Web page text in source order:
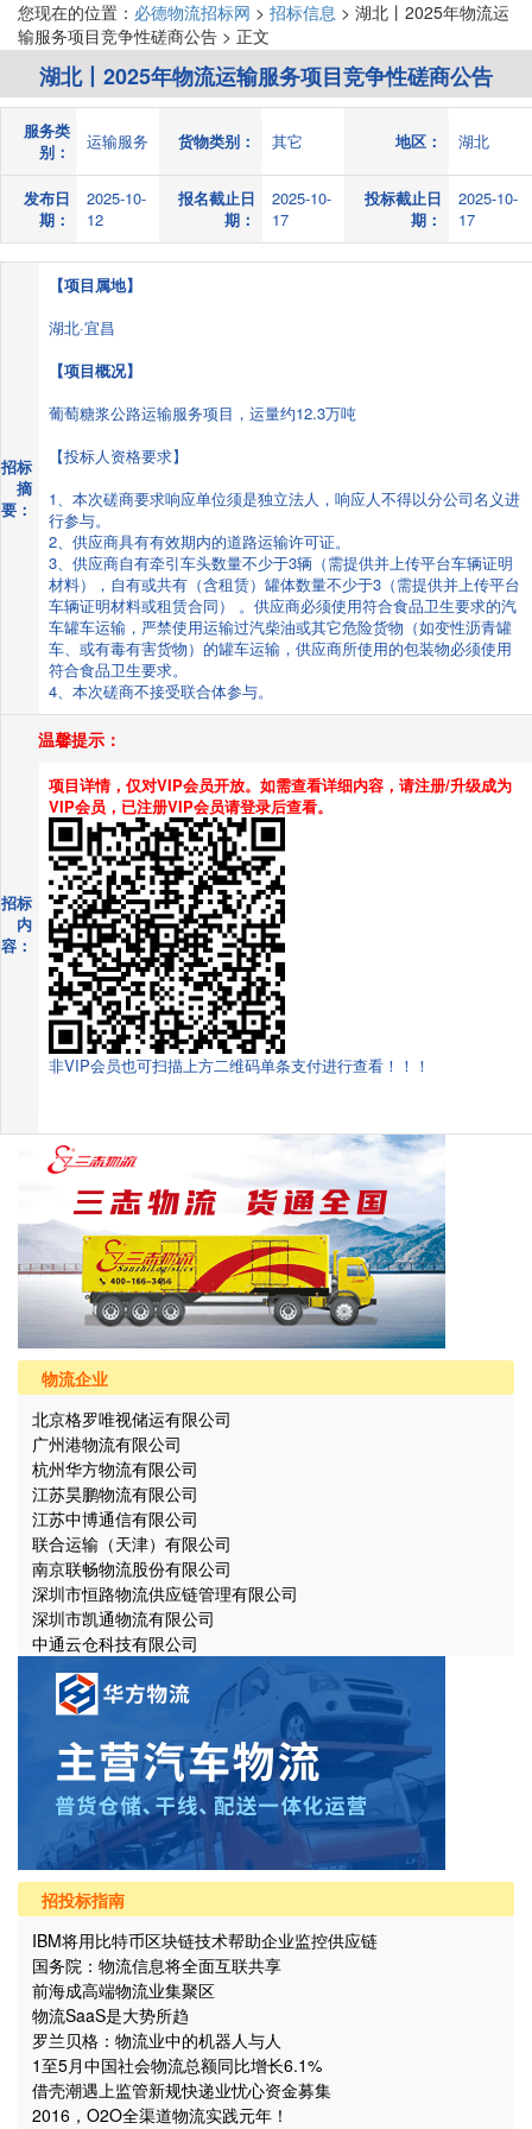
您现在的位置： 必德物流招标网 > 招标信息 > 湖北丨2025年物流运
输服务项目竞争性磋商公告 > 正文
湖北丨2025年物流运输服务项目竞争性磋商公告
服务类
别：
运输服务 货物类别： 其它 地区： 湖北
发布日
期：
2025-10-
12
报名截止日
期：
2025-10-
17
投标截止日
期：
2025-10-
17
招标
摘
要：
【项目属地】
湖北·宜昌
【项目概况】
葡萄糖浆公路运输服务项目，运量约12.3万吨
【投标人资格要求】
1、本次磋商要求响应单位须是独立法人，响应人不得以分公司名义进
行参与。
2、供应商具有有效期内的道路运输许可证。
3、供应商自有牵引车头数量不少于3辆（需提供并上传平台车辆证明
材料），自有或共有（含租赁）罐体数量不少于3（需提供并上传平台
车辆证明材料或租赁合同） 。供应商必须使用符合食品卫生要求的汽
车罐车运输，严禁使用运输过汽柴油或其它危险货物（如变性沥青罐
车、或有毒有害货物）的罐车运输，供应商所使用的包装物必须使用
符合食品卫生要求。
4、本次磋商不接受联合体参与。
招标
内
容：
温馨提示：
项目详情，仅对VIP会员开放。如需查看详细内容，请注册/升级成为
VIP会员，已注册VIP会员请登录后查看。
非VIP会员也可扫描上方二维码单条支付进行查看！！！
物流企业
北京格罗唯视储运有限公司
广州港物流有限公司
杭州华方物流有限公司
江苏昊鹏物流有限公司
江苏中博通信有限公司
联合运输（天津）有限公司
南京联畅物流股份有限公司
深圳市恒路物流供应链管理有限公司
深圳市凯通物流有限公司
中通云仓科技有限公司
招投标指南
IBM将用比特币区块链技术帮助企业监控供应链
国务院：物流信息将全面互联共享
前海成高端物流业集聚区
物流SaaS是大势所趋
罗兰贝格：物流业中的机器人与人
1至5月中国社会物流总额同比增长6.1%
借壳潮遇上监管新规快递业忧心资金募集
2016，O2O全渠道物流实践元年！